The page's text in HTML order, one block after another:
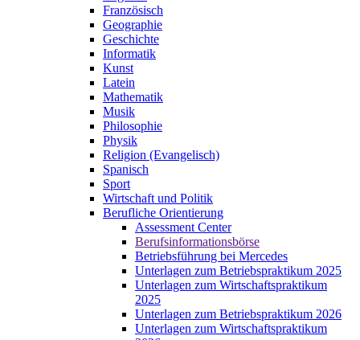
Französisch
Geographie
Geschichte
Informatik
Kunst
Latein
Mathematik
Musik
Philosophie
Physik
Religion (Evangelisch)
Spanisch
Sport
Wirtschaft und Politik
Berufliche Orientierung
Assessment Center
Berufsinformationsbörse
Betriebsführung bei Mercedes
Unterlagen zum Betriebspraktikum 2025
Unterlagen zum Wirtschaftspraktikum
2025
Unterlagen zum Betriebspraktikum 2026
Unterlagen zum Wirtschaftspraktikum